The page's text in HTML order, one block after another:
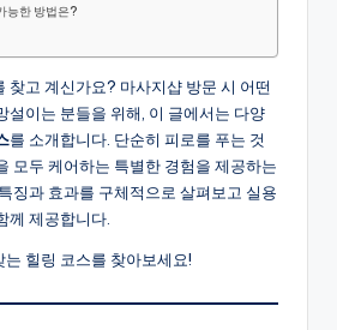
능한 방법은?
찾고 계신가요? 마사지샵 방문 시 어떤
설이는 분들을 위해, 이 글에서는 다양
를 소개합니다. 단순히 피로를 푸는 것
모두 케어하는 특별한 경험을 제공하는
징과 효과를 구체적으로 살펴보고 실용
께 제공합니다.
힐링 코스를 찾아보세요!